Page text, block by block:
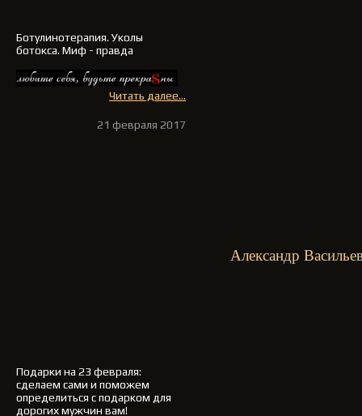
Ботулинотерапия. Уколы
ботокса. Миф - правда
Читать далее...
21 февраля 2017
Подарки на 23 февраля:
сделаем сами и поможем
определиться с подарком для
дорогих мужчин вам!
Александр